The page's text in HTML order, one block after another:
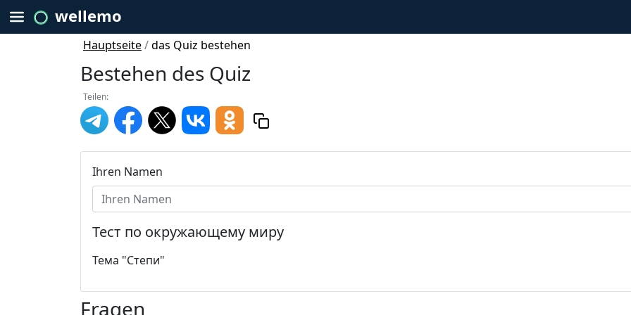
wellemo
Hauptseite/das Quiz bestehen
Bestehen des Quiz
Teilen:
Ihren Namen
Тест по окружающему миру
Тема "Степи"
Fragen